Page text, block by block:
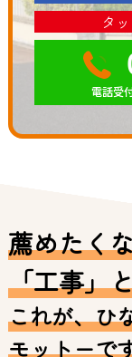
タ
電話受
薦めたく
「工事」
これが、ひ
モットーで